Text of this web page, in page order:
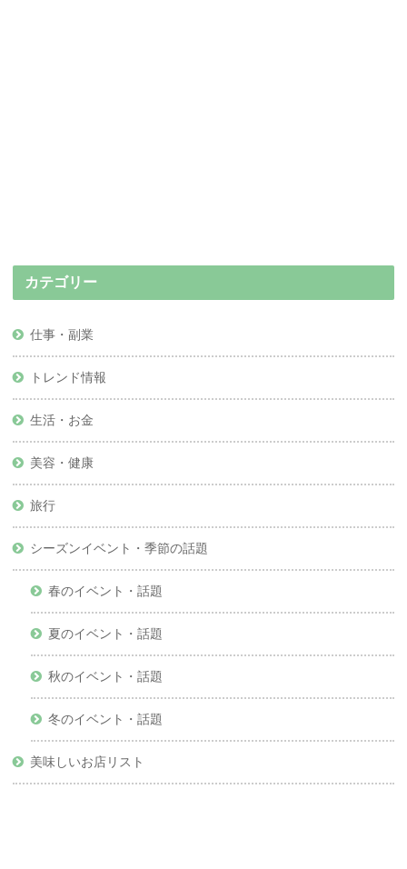
カテゴリー
仕事・副業
トレンド情報
生活・お金
美容・健康
旅行
シーズンイベント・季節の話題
春のイベント・話題
夏のイベント・話題
秋のイベント・話題
冬のイベント・話題
美味しいお店リスト